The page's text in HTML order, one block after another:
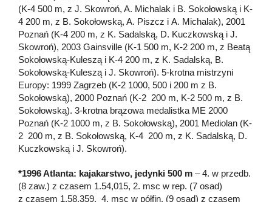
(K-4 500 m, z J. Skowroń, A. Michalak i B. Sokołowską i K-
4 200 m, z B. Sokołowską, A. Piszcz i A. Michalak), 2001
Poznań (K-4 200 m, z K. Sadalską, D. Kuczkowską i J.
Skowroń), 2003 Gainsville (K-1 500 m, K-2 200 m, z Beatą
Sokołowską-Kuleszą i K-4 200 m, z K. Sadalską, B.
Sokołowską-Kuleszą i J. Skowroń). 5-krotna mistrzyni
Europy: 1999 Zagrzeb (K-2 1000, 500 i 200 m z B.
Sokołowską), 2000 Poznań (K-2 200 m, K-2 500 m, z B.
Sokołowską). 3-krotna brązowa medalistka ME 2000
Poznań (K-2 1000 m, z B. Sokołowską), 2001 Mediolan (K-
2 200 m, z B. Sokołowską, K-4 200 m, z K. Sadalską, D.
Kuczkowską i J. Skowroń).
*1996 Atlanta: kajakarstwo, jedynki 500 m – 4. w przedb.
(8 zaw.) z czasem 1.54,015, 2. msc w rep. (7 osad)
z czasem 1.58,359, 4. msc w półfin. (9 osad) z czasem